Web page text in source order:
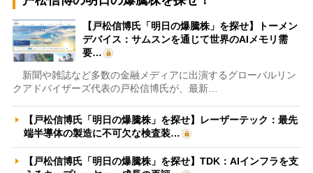
【戸松信博氏「明日の爆騰株」を探せ】トーメン
デバイス：サムスンを通じて世界のAIメモリ需
要…
新聞や雑誌など多数の金融メディアに出演するグローバルリン
クアドバイザーズ代表の戸松信博氏が、最新…
【戸松信博氏「明日の爆騰株」を探せ】レーザーテック：最先
端半導体の製造に不可欠な検査装…
【戸松信博氏「明日の爆騰株」を探せ】TDK：AIインフラを支